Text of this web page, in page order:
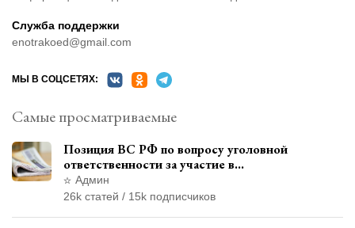
Служба поддержки
enotrakoed@gmail.com
МЫ В СОЦСЕТЯХ:
Самые просматриваемые
Позиция ВС РФ по вопросу уголовной
ответственности за участие в
террористической организации до
официального признания
Админ
26k статей / 15k подписчиков